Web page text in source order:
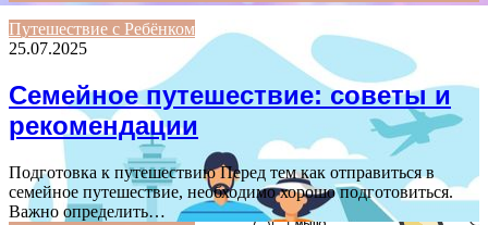
for
Путешествие с Ребёнком
25.07.2025
Семейное путешествие: советы и
рекомендации
Подготовка к путешествию Перед тем как отправиться в
семейное путешествие, необходимо хорошо подготовиться.
Важно определить…